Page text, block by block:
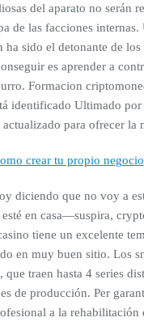
del aparato no serán
de las facciones
sido el detonante de
es aprender a
Formacion
identificado Ultimado
para ofrecer la
crear tu propio negocio
diciendo que no voy a
en casa—suspira,
tiene un excelente
en muy buen sitio. Los
traen hasta 4 series
de producción. Per
a la